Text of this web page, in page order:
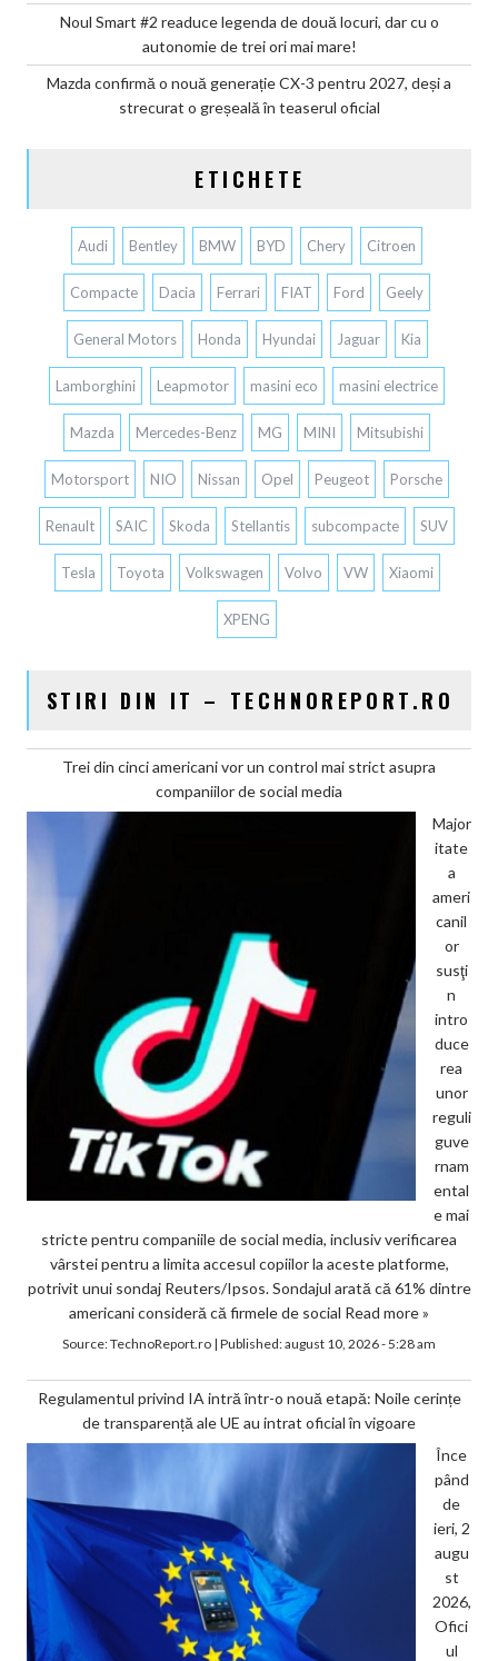
Noul Smart #2 readuce legenda de două locuri, dar cu o
autonomie de trei ori mai mare!
Mazda confirmă o nouă generație CX-3 pentru 2027, deși a
strecurat o greșeală în teaserul oficial
ETICHETE
Audi Bentley BMW BYD Chery Citroen
Compacte Dacia Ferrari FIAT Ford Geely
General Motors Honda Hyundai Jaguar Kia
Lamborghini Leapmotor masini eco masini electrice
Mazda Mercedes-Benz MG MINI Mitsubishi
Motorsport NIO Nissan Opel Peugeot Porsche
Renault SAIC Skoda Stellantis subcompacte SUV
Tesla Toyota Volkswagen Volvo VW Xiaomi
XPENG
STIRI DIN IT – TECHNOREPORT.RO
Trei din cinci americani vor un control mai strict asupra
companiilor de social media
Major
itate
a
ameri
canil
or
susţi
n
intro
duce
rea
unor
reguli
guve
rnam
ental
e mai
stricte pentru companiile de social media, inclusiv verificarea
vârstei pentru a limita accesul copiilor la aceste platforme,
potrivit unui sondaj Reuters/Ipsos. Sondajul arată că 61% dintre
americani consideră că firmele de social Read more »
Source:TechnoReport.ro | Published:august 10, 2026 - 5:28 am
Regulamentul privind IA intră într-o nouă etapă: Noile cerințe
de transparență ale UE au intrat oficial în vigoare
Înce
pând
de
ieri, 2
augu
st
2026,
Ofici
ul